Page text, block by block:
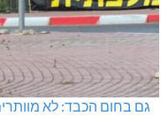
גם בחום הכבד: לא